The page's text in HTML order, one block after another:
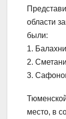
области
были:
1.
2.
3.
место, в